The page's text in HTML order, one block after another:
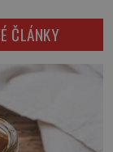
se Řím čím
Naštěstí
ale jenom o
to ale bylo
zvyků […]
ČLÁNKY